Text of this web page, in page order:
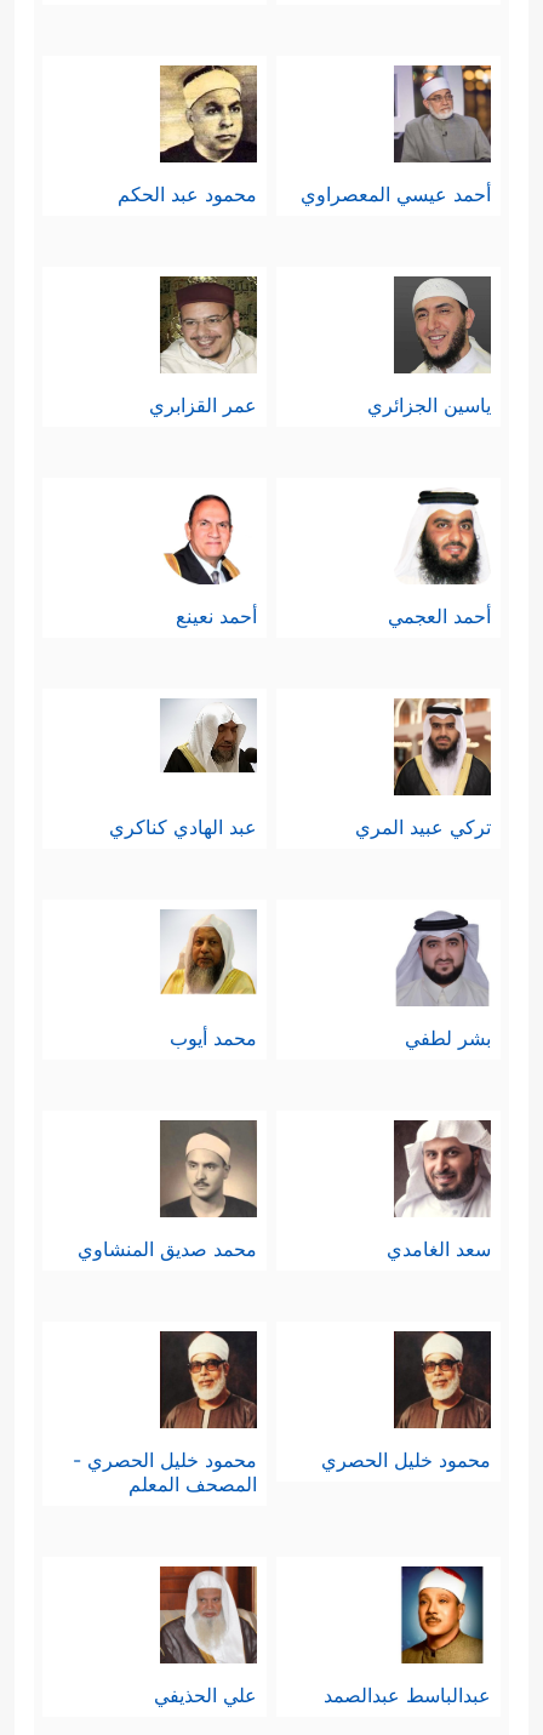
أحمد عيسي المعصراوي محمود عبد الحكم
ياسين الجزائري عمر القزابري
أحمد العجمي أحمد نعينع
تركي عبيد المري عبد الهادي كناكري
بشر لطفي محمد أيوب
سعد الغامدي محمد صديق المنشاوي
محمود خليل الحصري
محمود خليل الحصري -
المصحف المعلم
عبدالباسط عبدالصمد علي الحذيفي